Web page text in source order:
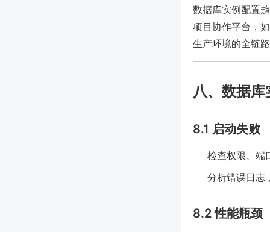
数据库实例配置
项目协作平台，
生产环境的全链
八、数据
8.1 启动失败
检查权限、端
分析错误日志
8.2 性能瓶颈